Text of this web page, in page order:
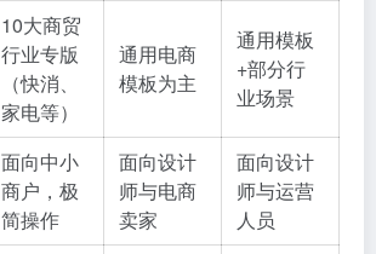
10大商贸
行业专版
（快消、
家电等）
通用电商
模板为主
通用模板
+部分行
业场景
面向中小
商户，极
简操作
面向设计
师与电商
卖家
面向设计
师与运营
人员